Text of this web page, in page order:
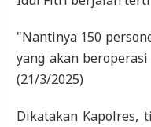
"Nantinya 150
yang akan
(21/3/2025)
Dikatakan Kapolres,